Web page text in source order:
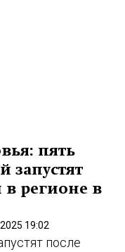
пять
запустят
в регионе в
19:02
после